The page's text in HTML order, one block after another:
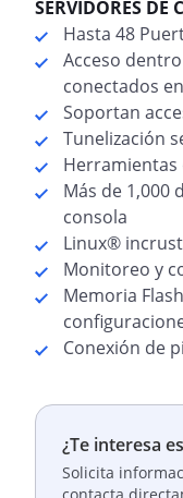
SERVIDORES DE
Hasta 48
Acceso
conectados
Soportan
Tunelización
Más de 1,000
consola
Linux®
Monitoreo y
Memoria
Conexión de
¿Te interesa
Solicita